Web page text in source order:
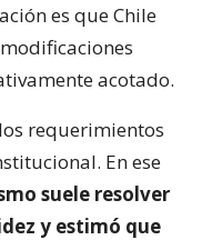
es que Chile
acotado.
requerimientos
En ese
suele resolver
y estimó que